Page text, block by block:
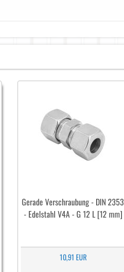
Gerade Verschraubung - DIN 2353
- Edelstahl V4A - G 12 L [12 mm]
10,91 EUR